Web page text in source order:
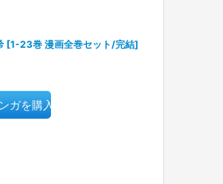
[1-23巻 漫画全巻セット/完結]
ガを購入